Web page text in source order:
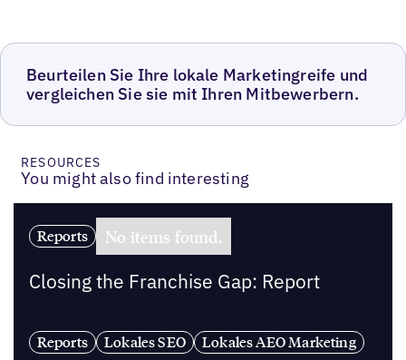
Beurteilen Sie Ihre lokale Marketingreife und
vergleichen Sie sie mit Ihren Mitbewerbern.
RESOURCES
You might also find interesting
Reports No items found.
Closing the Franchise Gap: Report
Reports Lokales SEO Lokales AEO Marketing